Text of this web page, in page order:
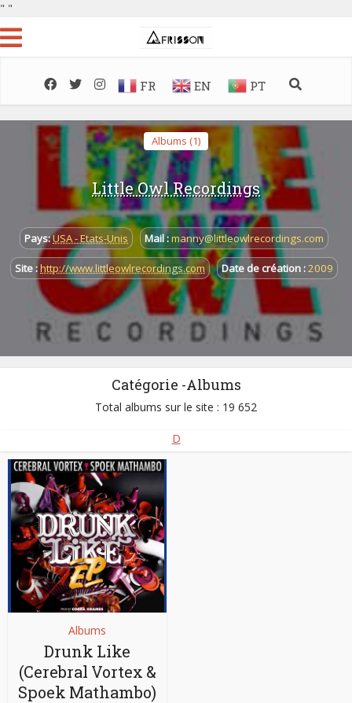
" "
FR EN PT
Albums (1)
Little Owl Recordings
Pays:USA - Etats-Unis Mail :manny@littleowlrecordings.com
Site :http://www.littleowlrecordings.com Date de création :2009
Catégorie -Albums
Total albums sur le site : 19 652
D
Albums
Drunk Like
(Cerebral Vortex &
Spoek Mathambo)